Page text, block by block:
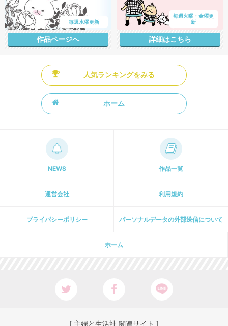
毎週水曜更新
作品ページへ
毎週火曜・金曜更
新
詳細はこちら
人気ランキングをみる
ホーム
NEWS 作品一覧
運営会社 利用規約
プライパシーポリシー パーソナルデータの外部送信について
ホーム
[ 主婦と生活社 関連サイト ]